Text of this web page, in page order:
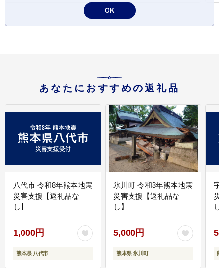
あなたにおすすめの返礼品
八代市 令和8年熊本地震
災害支援【返礼品な
し】
1,000円
熊本県 八代市
氷川町 令和8年熊本地震
災害支援【返礼品な
し】
5,000円
熊本県 氷川町
OK